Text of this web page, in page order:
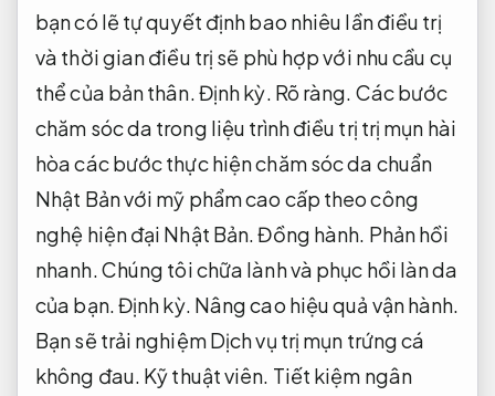
bạn có lẽ tự quyết định bao nhiêu lần điều trị
và thời gian điều trị sẽ phù hợp với nhu cầu cụ
thể của bản thân.Định kỳ. Rõ ràng. Các bước
chăm sóc da trong liệu trình điều trị trị mụn hài
hòa các bước thực hiện chăm sóc da chuẩn
Nhật Bản với mỹ phẩm cao cấp theo công
nghệ hiện đại Nhật Bản.Đồng hành. Phản hồi
nhanh.Chúng tôi chữa lành và phục hồi làn da
của bạn.Định kỳ. Nâng cao hiệu quả vận hành.
Bạn sẽ trải nghiệm Dịch vụ trị mụn trứng cá
không đau. Kỹ thuật viên. Tiết kiệm ngân